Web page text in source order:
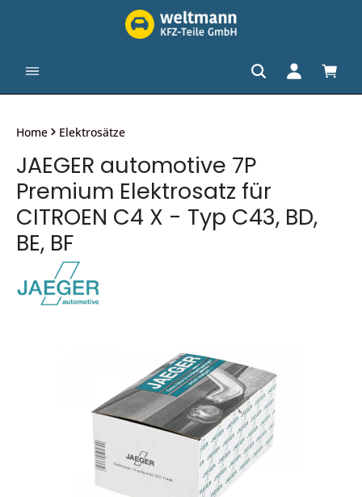
Home Elektrosätze
JAEGER automotive 7P
Premium Elektrosatz für
CITROEN C4 X - Typ C43, BD,
BE, BF